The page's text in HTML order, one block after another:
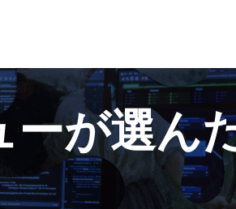
が選ん